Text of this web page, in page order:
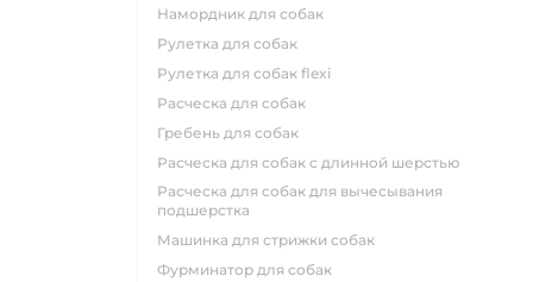
намордник для собак
рулетка для собак
рулетка для собак flexi
расческа для собак
гребень для собак
расческа для собак с длинной шерстью
расческа для собак для вычесывания
подшерстка
машинка для стрижки собак
фурминатор для собак